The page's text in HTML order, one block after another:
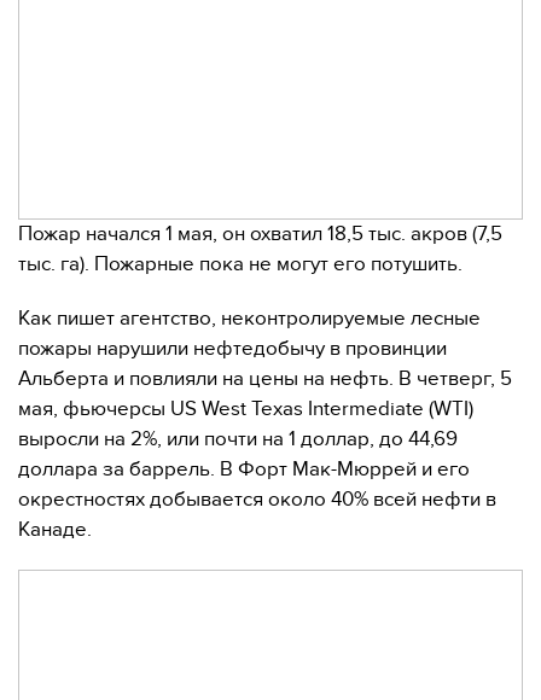
Пожар начался 1 мая, он охватил 18,5 тыс. акров (7,5
тыс. га). Пожарные пока не могут его потушить.
Как пишет агентство, неконтролируемые лесные
пожары нарушили нефтедобычу в провинции
Альберта и повлияли на цены на нефть. В четверг, 5
мая, фьючерсы US West Texas Intermediate (WTI)
выросли на 2%, или почти на 1 доллар, до 44,69
доллара за баррель. В Форт Мак-Мюррей и его
окрестностях добывается около 40% всей нефти в
Канаде.